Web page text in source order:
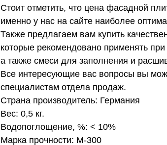
Стоит отметить, что цена фасадной
именно у нас на сайте наиболее
Также предлагаем вам купить
которые рекомендовано применять
а также смеси для заполнения и
Все интересующие вас вопросы вы
специалистам отдела продаж.
Страна производитель: Германия
Вес: 0,5 кг.
Водопоглощение, %: < 10%
Марка прочности: М-300